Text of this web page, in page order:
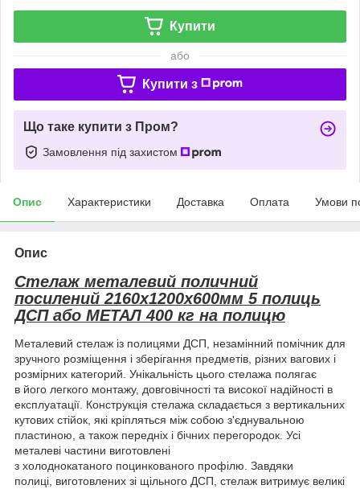
Купити
або
Купити з
Що таке купити з Пром?
Замовлення під захистом
Опис Характеристики Доставка Оплата Умови
Опис
Стелаж металевий поличний
посилений 2160х1200х600мм 5 полиць
ДСП або МЕТАЛ 400 кг на полицю
Металевий стелаж із полицями ДСП, незамінний помічник для
зручного розміщення і зберігання предметів, різних вагових і
розмірних категорий. Унікальність цього стелажа полягає
в його легкого монтажу, довговічності та високої надійності в
експлуатації. Конструкція стелажа складається з вертикальних
кутових стійок, які кріпляться між собою з'єднувальною
пластиною, а також передніх і бічних перегородок. Усі
металеві частини виготовлені
з холоднокатаного поцинкованого профілю. Завдяки
полиці, виготовлених зі щільного ДСП, стелаж витримує великі